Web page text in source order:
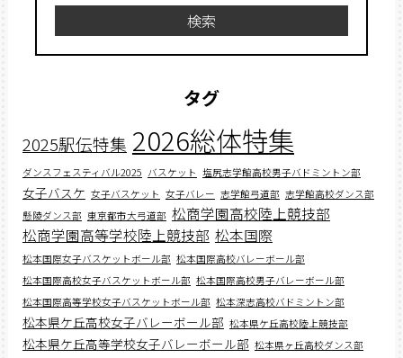
検索
タグ
2025駅伝特集 2026総体特集
ダンスフェスティバル2025 バスケット 塩尻志学館高校男子バドミントン部
女子バスケ 女子バスケット 女子バレー 志学館弓道部 志学館高校ダンス部
懸陵ダンス部 東京都市大弓道部 松商学園高校陸上競技部
松商学園高等学校陸上競技部 松本国際
松本国際女子バスケットボール部 松本国際高校バレーボール部
松本国際高校女子バスケットボール部 松本国際高校男子バレーボール部
松本国際高等学校女子バスケットボール部 松本深志高校バドミントン部
松本県ケ丘高校女子バレーボール部 松本県ケ丘高校陸上競技部
松本県ケ丘高等学校女子バレーボール部 松本県ヶ丘高校ダンス部